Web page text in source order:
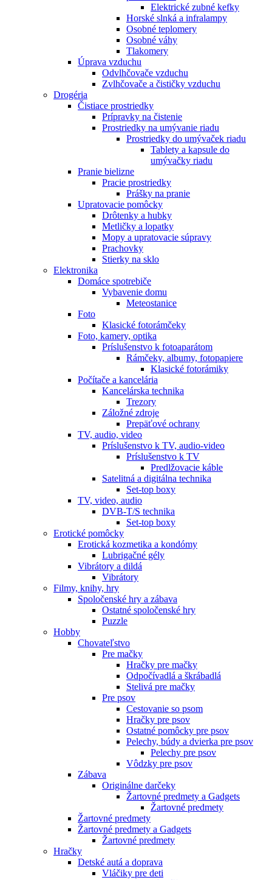
Elektrické zubné kefky
Horské slnká a infralampy
Osobné teplomery
Osobné váhy
Tlakomery
Úprava vzduchu
Odvlhčovače vzduchu
Zvlhčovače a čističky vzduchu
Drogéria
Čistiace prostriedky
Prípravky na čistenie
Prostriedky na umývanie riadu
Prostriedky do umývaček riadu
Tablety a kapsule do
umývačky riadu
Pranie bielizne
Pracie prostriedky
Prášky na pranie
Upratovacie pomôcky
Drôtenky a hubky
Metličky a lopatky
Mopy a upratovacie súpravy
Prachovky
Stierky na sklo
Elektronika
Domáce spotrebiče
Vybavenie domu
Meteostanice
Foto
Klasické fotorámčeky
Foto, kamery, optika
Príslušenstvo k fotoaparátom
Rámčeky, albumy, fotopapiere
Klasické fotorámiky
Počítače a kancelária
Kancelárska technika
Trezory
Záložné zdroje
Prepäťové ochrany
TV, audio, video
Príslušenstvo k TV, audio-video
Príslušenstvo k TV
Predlžovacie káble
Satelitná a digitálna technika
Set-top boxy
TV, video, audio
DVB-T/S technika
Set-top boxy
Erotické pomôcky
Erotická kozmetika a kondómy
Lubrigačné gély
Vibrátory a dildá
Vibrátory
Filmy, knihy, hry
Spoločenské hry a zábava
Ostatné spoločenské hry
Puzzle
Hobby
Chovateľstvo
Pre mačky
Hračky pre mačky
Odpočívadlá a škrábadlá
Stelivá pre mačky
Pre psov
Cestovanie so psom
Hračky pre psov
Ostatné pomôcky pre psov
Pelechy, búdy a dvierka pre psov
Pelechy pre psov
Vôdzky pre psov
Zábava
Originálne darčeky
Žartovné predmety a Gadgets
Žartovné predmety
Žartovné predmety
Žartovné predmety a Gadgets
Žartovné predmety
Hračky
Detské autá a doprava
Vláčiky pre deti